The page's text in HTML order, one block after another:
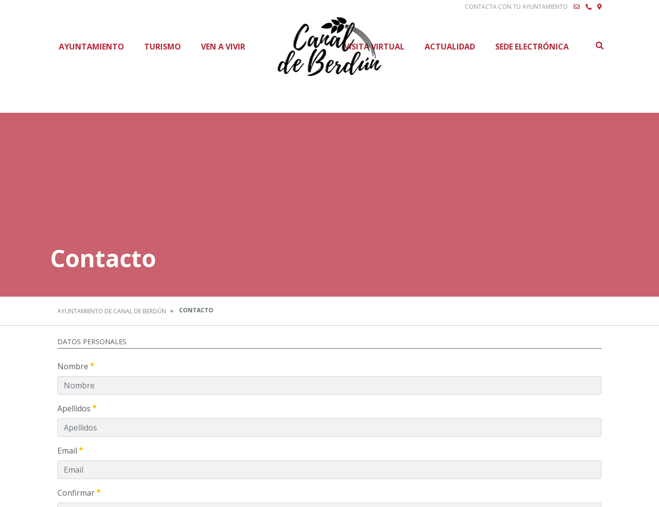
CONTACTA CON TU AYUNTAMIENTO
AYUNTAMIENTO TURISMO VEN A VIVIR VISITA VIRTUAL ACTUALIDAD SEDE ELECTRÓNICA
Contacto
AYUNTAMIENTO DE CANAL DE BERDÚN CONTACTO
DATOS PERSONALES
Nombre
Apellidos
Email
Confirmar